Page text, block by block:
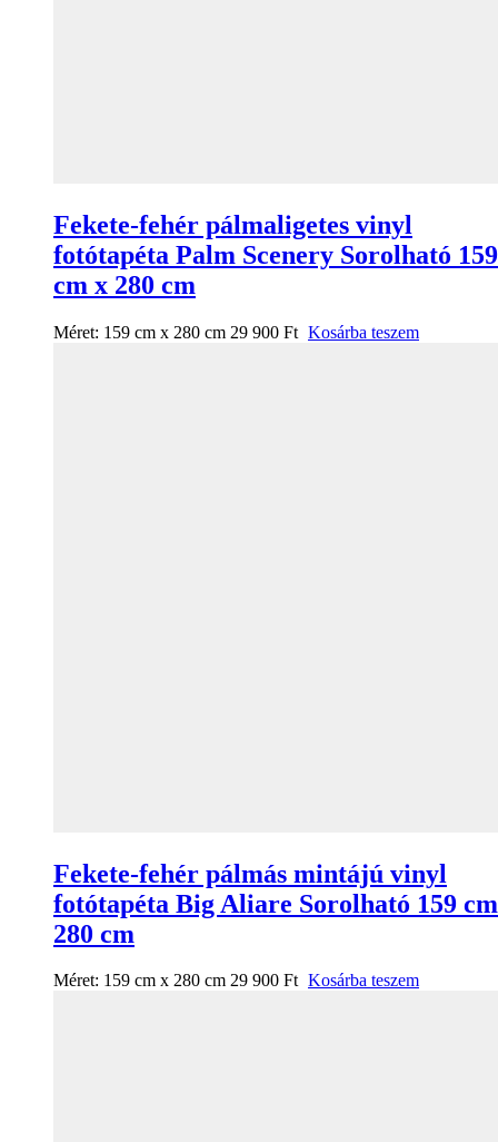
Fekete-fehér pálmaligetes vinyl
fotótapéta Palm Scenery Sorolható 159
cm x 280 cm
Méret: 159 cm x 280 cm 29 900 Ft Kosárba teszem
Fekete-fehér pálmás mintájú vinyl
fotótapéta Big Aliare Sorolható 159
280 cm
Méret: 159 cm x 280 cm 29 900 Ft Kosárba teszem